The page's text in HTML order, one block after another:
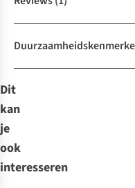
Dit
kan
je
ook
interesseren